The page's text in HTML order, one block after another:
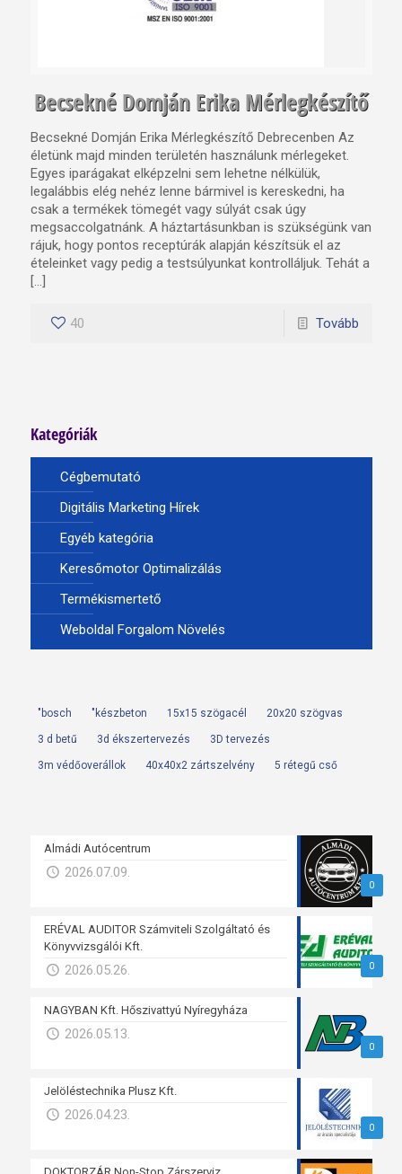
Becsekné Domján Erika Mérlegkészítő
Becsekné Domján Erika Mérlegkészítő Debrecenben Az
életünk majd minden területén használunk mérlegeket.
Egyes iparágakat elképzelni sem lehetne nélkülük,
legalábbis elég nehéz lenne bármivel is kereskedni, ha
csak a termékek tömegét vagy súlyát csak úgy
megsaccolgatnánk. A háztartásunkban is szükségünk van
rájuk, hogy pontos receptúrák alapján készítsük el az
ételeinket vagy pedig a testsúlyunkat kontrolláljuk. Tehát a
[…]
40 Tovább
Kategóriák
Cégbemutató
Digitális Marketing Hírek
Egyéb kategória
Keresőmotor Optimalizálás
Termékismertető
Weboldal Forgalom Növelés
"bosch "készbeton 15x15 szögacél 20x20 szögvas
3 d betű 3d ékszertervezés 3D tervezés
3m védőoverállok 40x40x2 zártszelvény 5 rétegű cső
0
Almádi Autócentrum
2026.07.09.
0
ERÉVAL AUDITOR Számviteli Szolgáltató és
Könyvvizsgálói Kft.
2026.05.26.
0
NAGYBAN Kft. Hőszivattyú Nyíregyháza
2026.05.13.
0
Jelöléstechnika Plusz Kft.
2026.04.23.